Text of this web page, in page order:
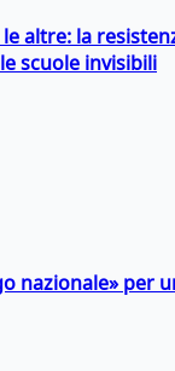
altre: la
scuole invisibili
nazionale» per